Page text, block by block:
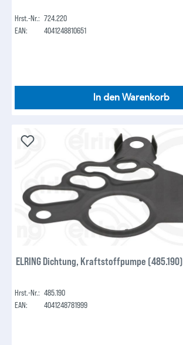
Hrst.-Nr.: 724.220
EAN:
4041248810651
In den Warenkorb
ELRING Dichtung, Kraftstoffpumpe (485.190)
Hrst.-Nr.: 485.190
EAN:
4041248781999